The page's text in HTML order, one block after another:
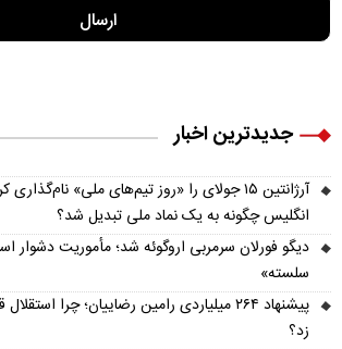
جدیدترین اخبار
آرژانتین ۱۵ جولای را «روز تیم‌های ملی»
انگلیس چگونه به یک نماد ملی تبدیل شد؟
دیگو فورلان سرمربی اروگوئه شد؛ مأموریت دشوار
سلسته»
پیشنهاد ۲۶۴ میلیاردی رامین رضاییان؛ چرا
زد؟